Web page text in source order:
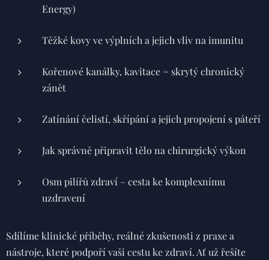
Energy)
Těžké kovy ve výplních a jejich vliv na imunitu
Kořenové kanálky, kavitace = skrytý chronický
zánět
Zatínání čelistí, skřípání a jejich propojení s páteří
Jak správně připravit tělo na chirurgický výkon
Osm pilířů zdraví – cesta ke komplexnímu
uzdravení
Sdílíme klinické příběhy, reálné zkušenosti z praxe a
nástroje, které podpoří vaši cestu ke zdraví. Ať už řešíte